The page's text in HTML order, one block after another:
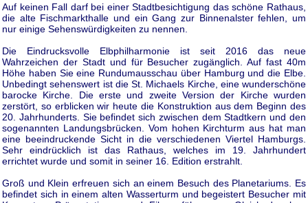
Auf keinen Fall darf bei einer Stadtbesichtigung das schöne Rathaus,
die alte Fischmarkthalle und ein Gang zur Binnenalster fehlen, um
nur einige Sehenswürdigkeiten zu nennen.
Die Eindrucksvolle Elbphilharmonie ist seit 2016 das neue
Wahrzeichen der Stadt und für Besucher zugänglich. Auf fast 40m
Höhe haben Sie eine Rundumausschau über Hamburg und die Elbe.
Unbedingt sehenswert ist die St. Michaels Kirche, eine wunderschöne
barocke Kirche. Die erste und zweite Version der Kirche wurden
zerstört, so erblicken wir heute die Konstruktion aus dem Beginn des
20. Jahrhunderts. Sie befindet sich zwischen dem Stadtkern und den
sogenannten Landungsbrücken. Vom hohen Kirchturm aus hat man
eine beeindruckende Sicht in die verschiedenen Viertel Hamburgs.
Sehr eindrücklich ist das Rathaus, welches im 19. Jahrhundert
errichtet wurde und somit in seiner 16. Edition erstrahlt.
Groß und Klein erfreuen sich an einem Besuch des Planetariums. Es
befindet sich in einem alten Wasserturm und begeistert Besucher mit